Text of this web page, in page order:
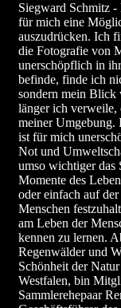
Siegward Schmitz
für mich eine
auszudrücken. Ich
die Fotografie von
unerschöpflich in
befinde, finde ich
sondern mein Blick
länger ich verweile,
meiner Umgebung.
ist für mich
Not und
umso wichtiger das
Momente des
oder einfach auf
Menschen
am Leben der
kennen zu lernen.
Regenwälder und
Schönheit der
Westfalen, bin
Sammlerehepaar